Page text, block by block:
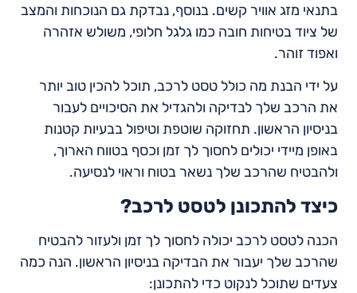
בתנאי מזג אוויר קשים. בנוסף, נבדקת גם הנוכחות והמצב
של ציוד בטיחות חובה כמו גלגל חלופי, משולש אזהרה
ואפוד זוהר.
על ידי הבנת מה כולל טסט לרכב, תוכל להכין טוב יותר
את הרכב שלך לבדיקה ולהגדיל את הסיכויים לעבור
בניסיון הראשון. תחזוקה שוטפת וטיפול בבעיות קטנות
באופן מיידי יכולים לחסוך לך זמן וכסף בטווח הארוך,
ולהבטיח שהרכב שלך נשאר בטוח וראוי לנסיעה.
כיצד להתכונן לטסט לרכב?
הכנה לטסט לרכב יכולה לחסוך לך זמן ולעזור להבטיח
שהרכב שלך יעבור את הבדיקה בניסיון הראשון. הנה כמה
צעדים שתוכל לנקוט כדי להתכונן: